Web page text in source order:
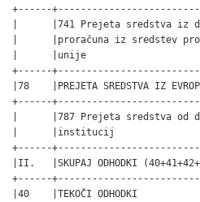
+------
|      |741 Prejeta sredstva iz
|      |proračuna iz sredstev
|      |unije
+------
|78    |PREJETA SREDSTVA IZ
+------
|      |787 Prejeta sredstva
|      |institucij
+------
|II.   |SKUPAJ ODHODKI
+------
|40    |TEKOČI ODHODKI